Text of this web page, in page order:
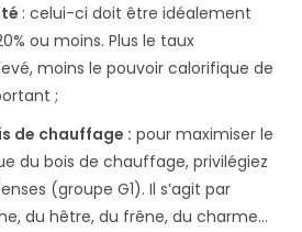
: celui-ci doit être idéalement
ou moins. Plus le taux
moins le pouvoir calorifique de
;
de chauffage : pour maximiser le
du bois de chauffage, privilégiez
(groupe G1). Il s’agit par
du hêtre, du frêne, du charme…